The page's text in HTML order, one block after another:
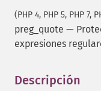
(PHP 4, PHP 5, PHP 7,
preg_quote —
expresiones
Descripción